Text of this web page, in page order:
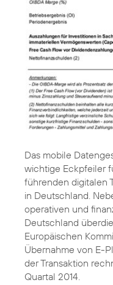
Das mobile
wichtige Eckpfeiler
führenden digitalen
in Deutschland.
operativen und
Deutschland
Europäischen
Übernahme von E-
der Transaktion
Quartal 2014.